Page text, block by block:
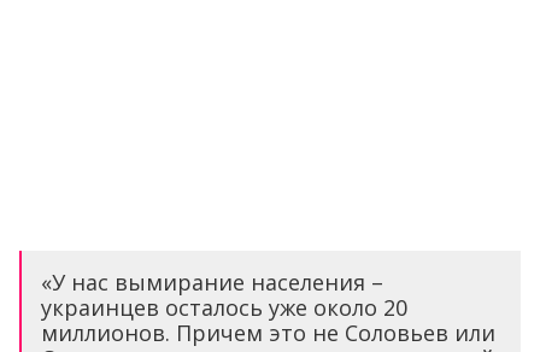
«У нас вымирание населения –
украинцев осталось уже около 20
миллионов. Причем это не Соловьев или